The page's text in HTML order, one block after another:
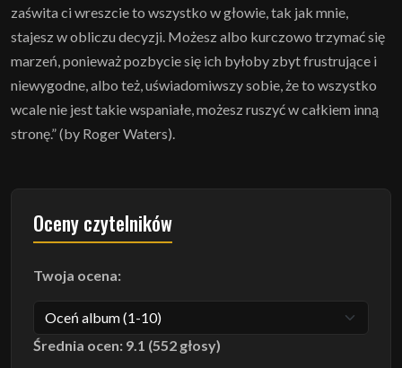
zaświta ci wreszcie to wszystko w głowie, tak jak mnie,
stajesz w obliczu decyzji. Możesz albo kurczowo trzymać się
marzeń, ponieważ pozbycie się ich byłoby zbyt frustrujące i
niewygodne, albo też, uświadomiwszy sobie, że to wszystko
wcale nie jest takie wspaniałe, możesz ruszyć w całkiem inną
stronę.” (by Roger Waters).
Oceny czytelników
Twoja ocena:
Średnia ocen: 9.1 (552 głosy)